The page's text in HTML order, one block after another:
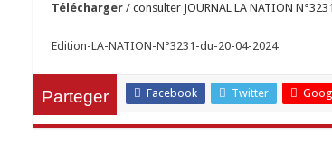
Télécharger / consulter JOURNAL LA NATION
Edition-LA-NATION-N°3231-du-20-04-2024
Parteger Facebook Twitter